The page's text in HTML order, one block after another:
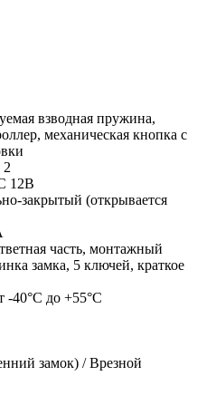
взводная пружина,
механическая кнопка с
2
12В
закрытый (открывается
часть, монтажный
замка, 5 ключей, краткое
-40°С до +55°С
замок) / Врезной